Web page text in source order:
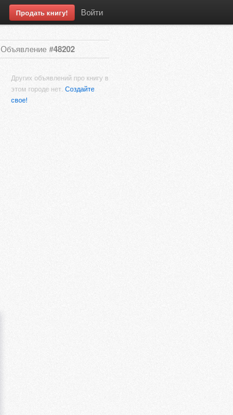
Продать книгу! Войти
Объявление #48202
Других объявлений про книгу в
этом городе нет. Создайте
свое!